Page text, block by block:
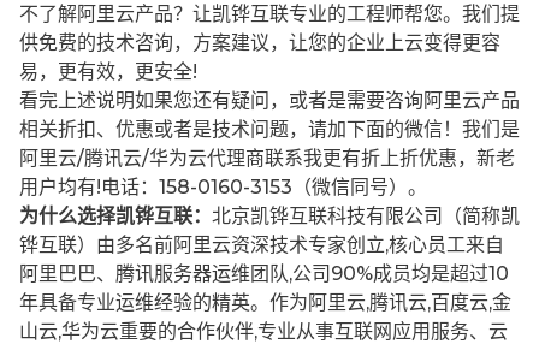
不了解阿里云产品？让凯铧互联专业的工程师帮您。我们提
供免费的技术咨询，方案建议，让您的企业上云变得更容
易，更有效，更安全!
看完上述说明如果您还有疑问，或者是需要咨询阿里云产品
相关折扣、优惠或者是技术问题，请加下面的微信！我们是
阿里云/腾讯云/华为云代理商联系我更有折上折优惠，新老
用户均有!电话：158-0160-3153（微信同号）。
为什么选择凯铧互联： 北京凯铧互联科技有限公司（简称凯
铧互联）由多名前阿里云资深技术专家创立,核心员工来自
阿里巴巴、腾讯服务器运维团队,公司90%成员均是超过10
年具备专业运维经验的精英。作为阿里云,腾讯云,百度云,金
山云,华为云重要的合作伙伴,专业从事互联网应用服务、云